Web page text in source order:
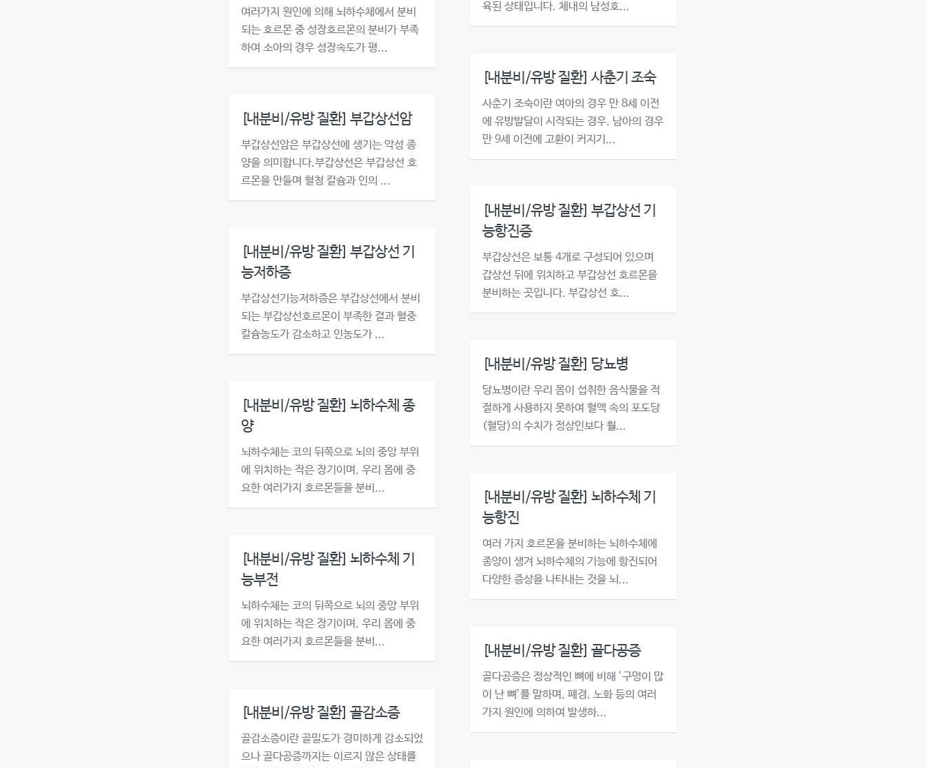
육된 상태입니다. 체내의 남성호...
여러가지 원인에 의해 뇌하수체에서 분비
되는 호르몬 중 성장호르몬의 분비가 부족
하여 소아의 경우 성장속도가 평...
[내분비/유방 질환] 사춘기 조숙
사춘기 조숙이란 여아의 경우 만 8세 이전
에 유방발달이 시작되는 경우, 남아의 경우
만 9세 이전에 고환이 커지기...
[내분비/유방 질환] 부갑상선암
부갑상선암은 부갑상선에 생기는 악성 종
양을 의미합니다.부갑상선은 부갑상선 호
르몬을 만들며 혈청 칼슘과 인의 ...
[내분비/유방 질환] 부갑상선 기
능항진증
부갑상선은 보통 4개로 구성되어 있으며
갑상선 뒤에 위치하고 부갑상선 호르몬을
분비하는 곳입니다. 부갑상선 호...
[내분비/유방 질환] 부갑상선 기
능저하증
부갑상선기능저하증은 부갑상선에서 분비
되는 부갑상선호르몬이 부족한 결과 혈중
칼슘농도가 감소하고 인농도가 ...
[내분비/유방 질환] 당뇨병
당뇨병이란 우리 몸이 섭취한 음식물을 적
절하게 사용하지 못하여 혈액 속의 포도당
(혈당)의 수치가 정상인보다 훨...
[내분비/유방 질환] 뇌하수체 종
양
뇌하수체는 코의 뒤쪽으로 뇌의 중앙 부위
에 위치하는 작은 장기이며, 우리 몸에 중
요한 여러가지 호르몬들을 분비...
[내분비/유방 질환] 뇌하수체 기
능항진
여러 가지 호르몬을 분비하는 뇌하수체에
종양이 생겨 뇌하수체의 기능에 항진되어
다양한 증상을 나타내는 것을 뇌...
[내분비/유방 질환] 뇌하수체 기
능부전
뇌하수체는 코의 뒤쪽으로 뇌의 중앙 부위
에 위치하는 작은 장기이며, 우리 몸에 중
요한 여러가지 호르몬들을 분비...
[내분비/유방 질환] 골다공증
골다공증은 정상적인 뼈에 비해 ’구멍이 많
이 난 뼈’를 말하며, 폐경, 노화 등의 여러
가지 원인에 의하여 발생하...
[내분비/유방 질환] 골감소증
골감소증이란 골밀도가 경미하게 감소되었
으나 골다공증까지는 이르지 않은 상태를